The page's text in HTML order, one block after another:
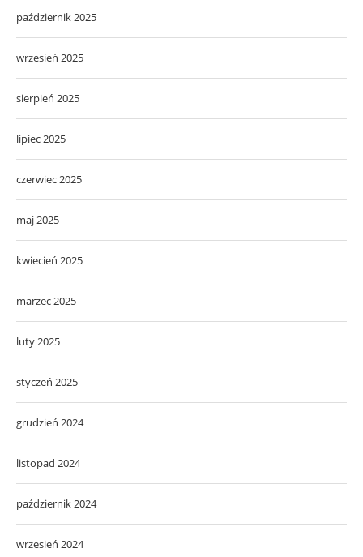
październik 2025
wrzesień 2025
sierpień 2025
lipiec 2025
czerwiec 2025
maj 2025
kwiecień 2025
marzec 2025
luty 2025
styczeń 2025
grudzień 2024
listopad 2024
październik 2024
wrzesień 2024